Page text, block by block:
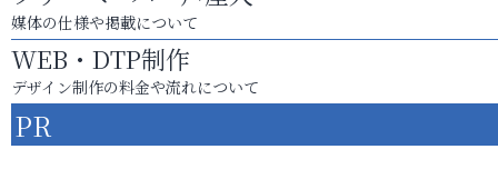
媒体の仕様や掲載について
WEB・DTP制作
デザイン制作の料金や流れについて
PR